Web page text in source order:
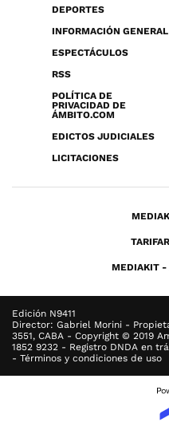
DEPORTES
INFORMACIÓN GENERAL
ESPECTÁCULOS
RSS
POLÍTICA DE
PRIVACIDAD DE
ÁMBITO.COM
EDICTOS JUDICIALES
LICITACIONES
MEDIAKIT
Edición N9411
Director: Gabriel Morini -
3551, CABA - Copyright © 2019
1852 9232 - Registro DNDA en
- Términos y condiciones de uso